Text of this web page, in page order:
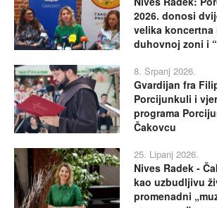
2026. donosi
velika koncertna
duhovnoj zoni i
8. Srpanj 2026.
Gvardijan fra
Porcijunkuli i
programa
Čakovcu
25. Lipanj 2026.
Nives Radek -
kao uzbudljivu
promenadni